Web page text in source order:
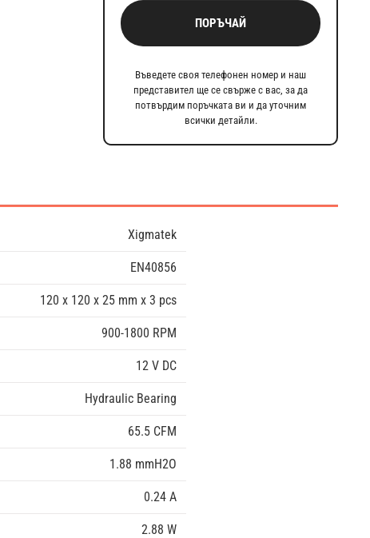
ПОРЪЧАЙ
Въведете своя телефонен номер и наш
представител ще се свърже с вас, за да
потвърдим поръчката ви и да уточним
всички детайли.
Xigmatek
EN40856
120 x 120 x 25 mm x 3 pcs
900-1800 RPM
12 V DC
Hydraulic Bearing
65.5 CFM
1.88 mmH2O
0.24 A
2.88 W